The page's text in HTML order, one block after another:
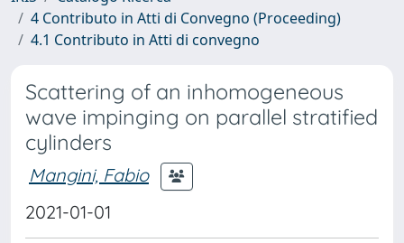
4 Contributo in Atti di Convegno (Proceeding)
4.1 Contributo in Atti di convegno
Scattering of an inhomogeneous
wave impinging on parallel stratified
cylinders
Mangini, Fabio
2021-01-01